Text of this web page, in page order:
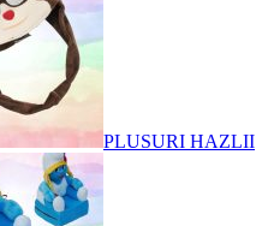
PLUSURI HAZLII